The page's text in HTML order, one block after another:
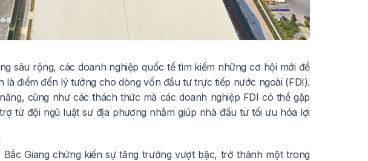
sâu rộng, các doanh nghiệp quốc tế tìm kiếm những cơ hội mới để
điểm đến lý tưởng cho dòng vốn đầu tư trực tiếp nước ngoài (FDI).
cũng như các thách thức mà các doanh nghiệp FDI có thể gặp
từ đội ngũ luật sư địa phương nhằm giúp nhà đầu tư tối ưu hóa lợi
Giang chứng kiến sự tăng trưởng vượt bậc, trở thành một trong